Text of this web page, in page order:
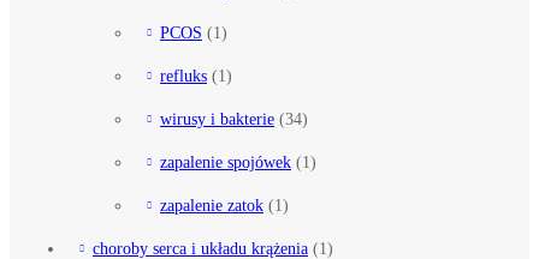
PCOS (1)
refluks (1)
wirusy i bakterie (34)
zapalenie spojówek (1)
zapalenie zatok (1)
choroby serca i układu krążenia (1)